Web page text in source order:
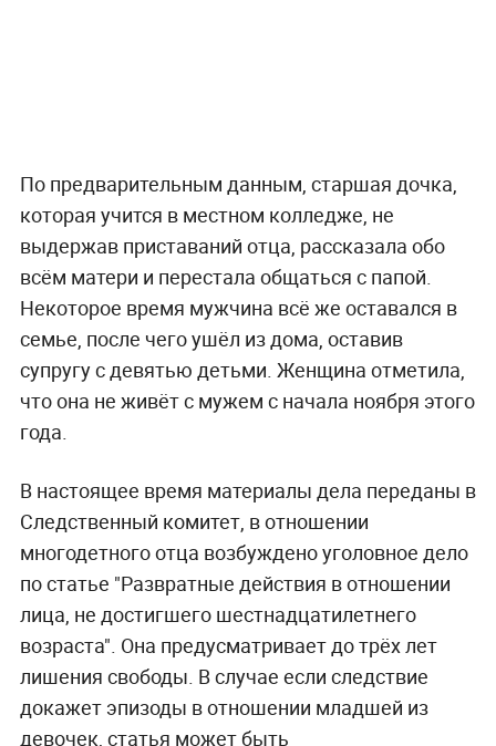
По предварительным данным, старшая дочка,
которая учится в местном колледже, не
выдержав приставаний отца, рассказала обо
всём матери и перестала общаться с папой.
Некоторое время мужчина всё же оставался в
семье, после чего ушёл из дома, оставив
супругу с девятью детьми. Женщина отметила,
что она не живёт с мужем с начала ноября этого
года.
В настоящее время материалы дела переданы в
Следственный комитет, в отношении
многодетного отца возбуждено уголовное дело
по статье "Развратные действия в отношении
лица, не достигшего шестнадцатилетнего
возраста". Она предусматривает до трёх лет
лишения свободы. В случае если следствие
докажет эпизоды в отношении младшей из
девочек, статья может быть